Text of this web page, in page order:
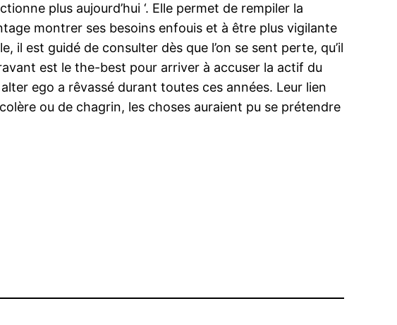
plus aujourd’hui ‘. Elle permet de rempiler la
montrer ses besoins enfouis et à être plus vigilante
il est guidé de consulter dès que l’on se sent perte, qu’il
est le the-best pour arriver à accuser la actif du
ego a rêvassé durant toutes ces années. Leur lien
ou de chagrin, les choses auraient pu se prétendre